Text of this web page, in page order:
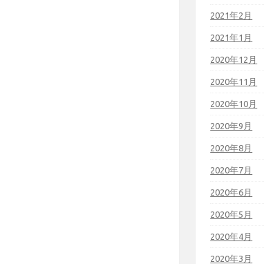
2021年2月
2021年1月
2020年12月
2020年11月
2020年10月
2020年9月
2020年8月
2020年7月
2020年6月
2020年5月
2020年4月
2020年3月